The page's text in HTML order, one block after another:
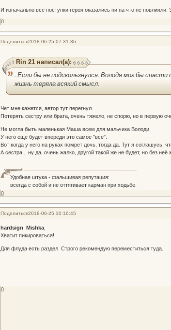
И изначально все поступки героя оказались ни на что не
0
Поделиться2018-06-25 07:31:36
Rin 21 написал(а):
. Если бы не подскользнулся. Володя мог бы
жизнь теряла всякий смысл.
Чет мне кажется, автор тут перегнул.
Потерять сестру или брата, очень тяжело, не спорю, но в первую
Не могла быть маленькая Маша всем для мальчика Володи.
У него еще будет впереди это самое "все".
Вот когда у него на руках помрет дочь, тогда да. Тут я соглашусь,
А сестра... ну да, очень жалко, другой такой же не будет, но без неё
Удобная штука - фальшивая репутация:
всегда с собой и не оттягивает карман при ходьбе.
0
Поделиться2018-06-25 10:16:45
hardsign Mishka,
Хватит пикироваться!
Для флуда есть раздел. Строго рекомендую переместиться туда.
0